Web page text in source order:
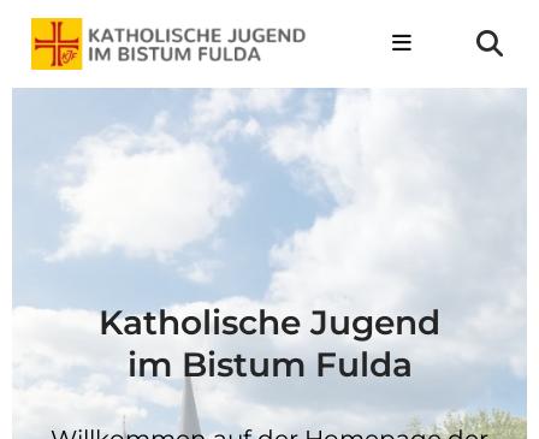
Katholische Jugend
im Bistum Fulda